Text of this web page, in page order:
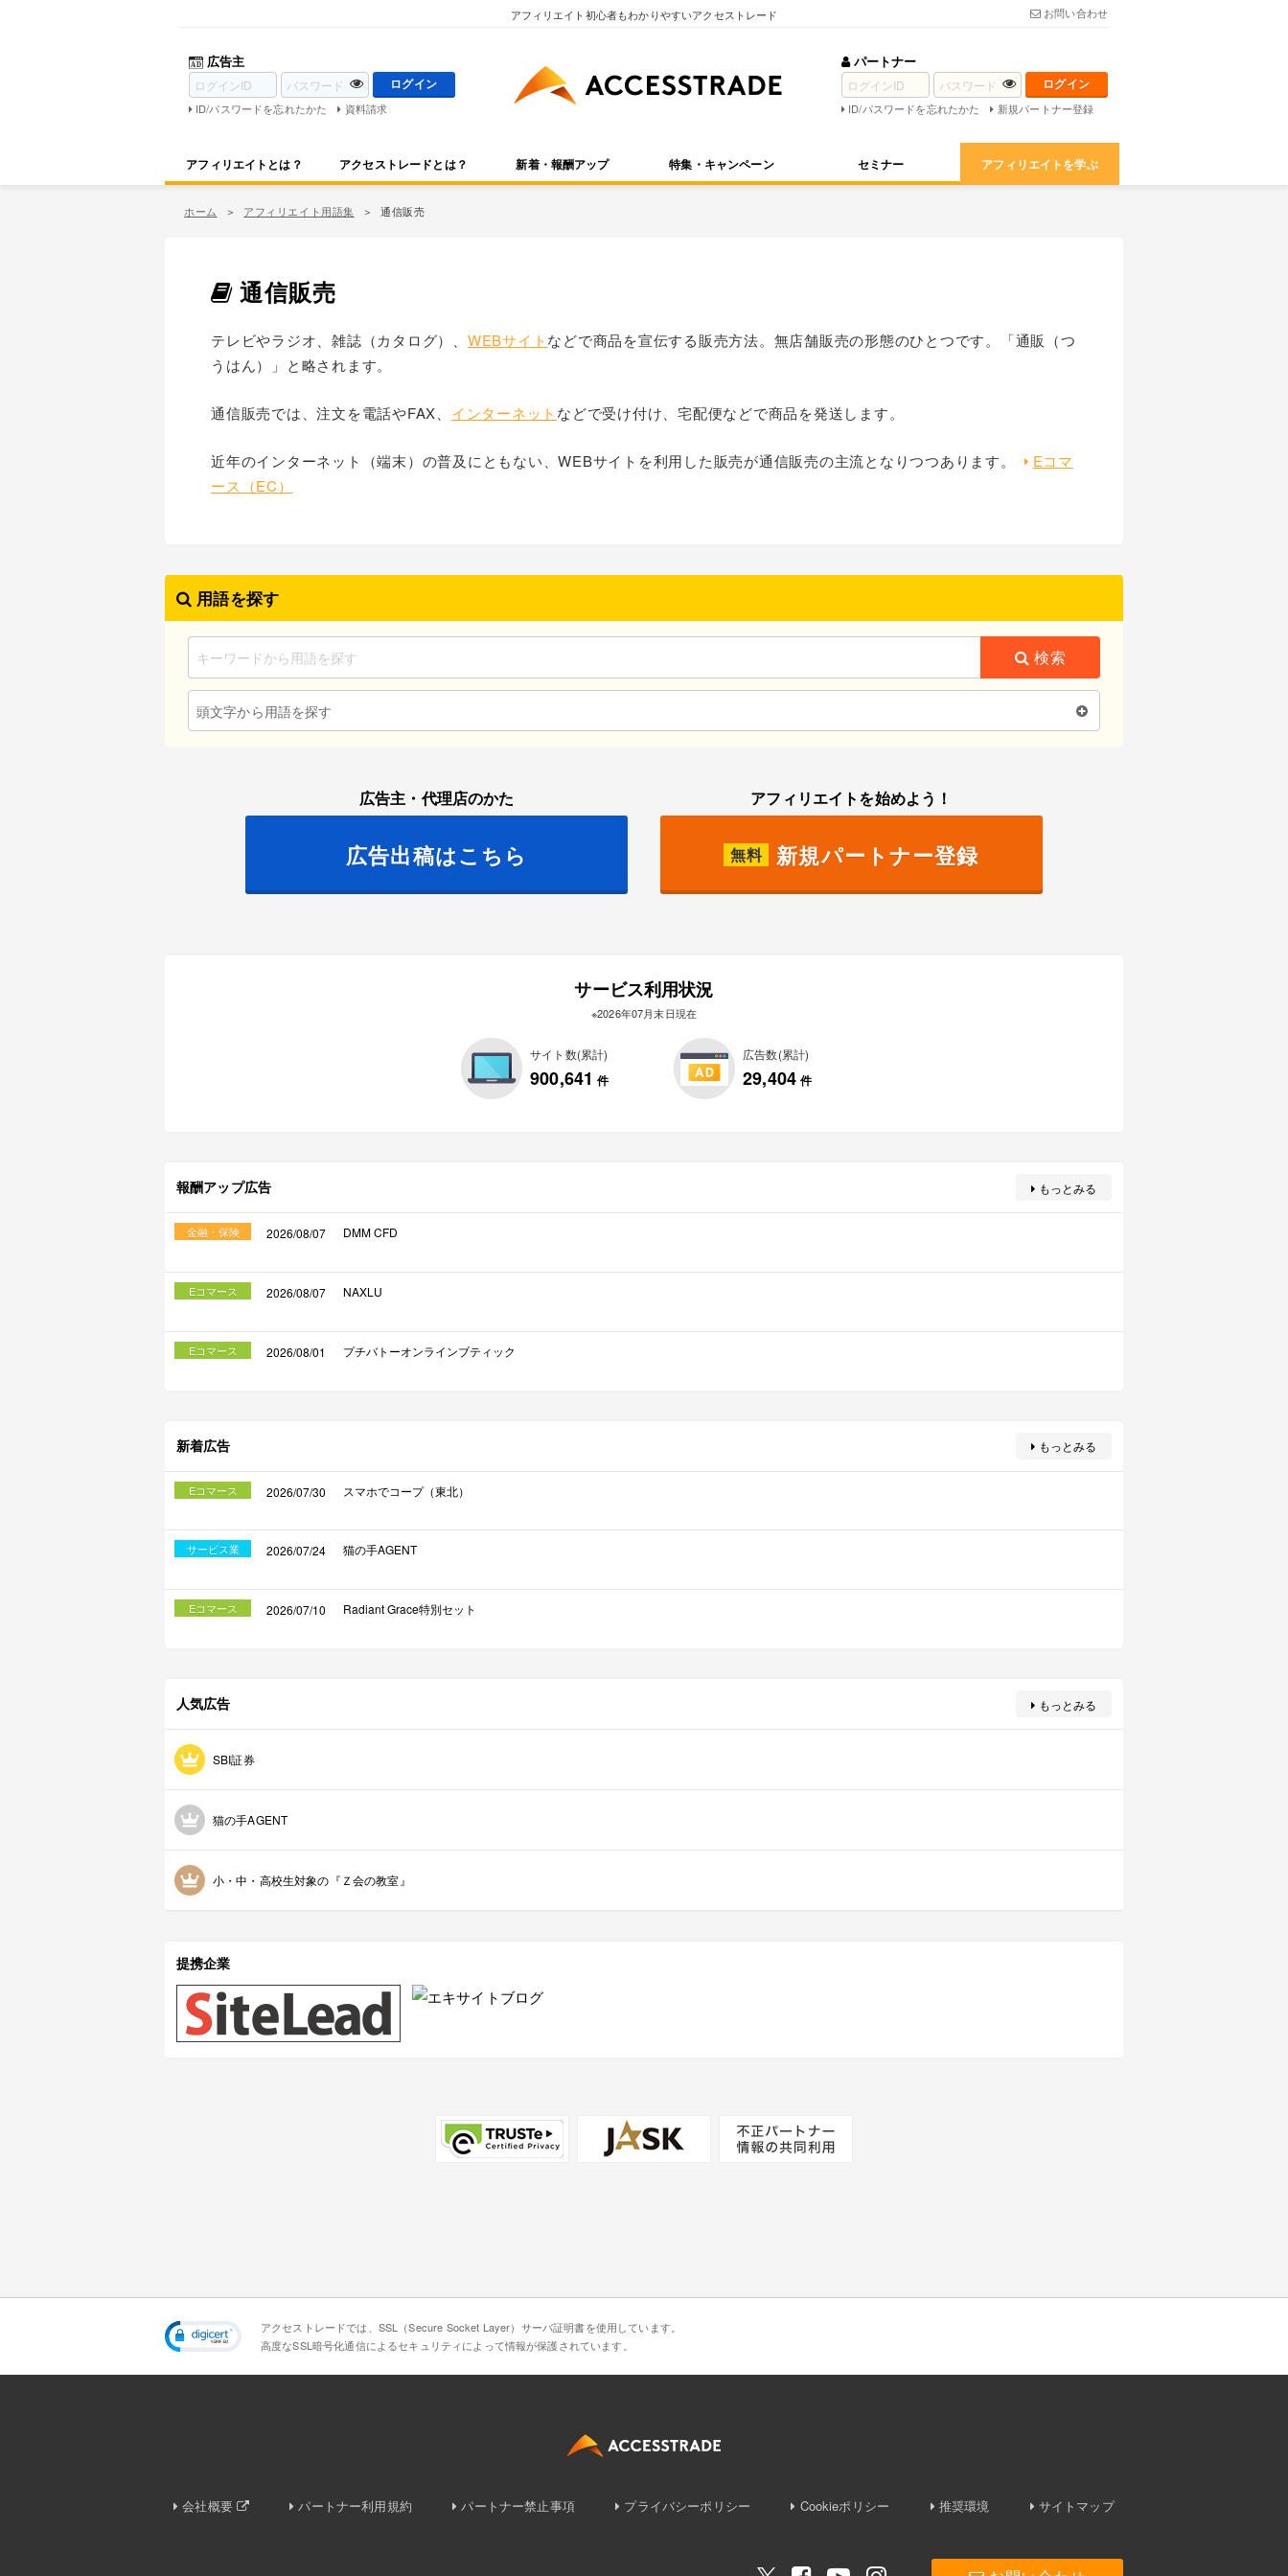
アフィリエイト初心者もわかりやすいアクセストレード お問い合わせ
広告主
ID/パスワードを忘れたかた 資料請求
パートナー
ID/パスワードを忘れたかた 新規パートナー登録
アフィリエイトとは？ アクセストレードとは？ 新着・報酬アップ 特集・キャンペーン セミナー アフィリエイトを学ぶ
ホーム アフィリエイト用語集 通信販売
通信販売
テレビやラジオ、雑誌（カタログ）、 WEBサイトなどで商品を宣伝する販売方法。無店舗販売の形態のひとつです。「通販（つ
うはん）」と略されます。
通信販売では、注文を電話やFAX、 インターネット などで受け付け、宅配便などで商品を発送します。
近年のインターネット（端末）の普及にともない、WEBサイトを利用した販売が通信販売の主流となりつつあります。
Eコマ
ース（EC）
用語を探す
検索
頭文字から用語を探す
アフィリエイトを始めよう！
無料 新規パートナー登録
広告主・代理店のかた
広告出稿はこちら
サービス利用状況
※2026年07月末日現在
サイト数(累計)
900,641 件
広告数(累計)
29,404 件
報酬アップ広告 もっとみる
金融・保険 2026/08/07 DMM CFD
Eコマース 2026/08/07 NAXLU
Eコマース 2026/08/01 プチバトーオンラインブティック
新着広告 もっとみる
Eコマース 2026/07/30 スマホでコープ（東北）
サービス業 2026/07/24 猫の手AGENT
Eコマース 2026/07/10 Radiant Grace特別セット
人気広告 もっとみる
SBI証券
猫の手AGENT
小・中・高校生対象の『Ｚ会の教室』
提携企業
アクセストレードでは、SSL（Secure Socket Layer）サーバ証明書を使用しています。
高度なSSL暗号化通信によるセキュリティによって情報が保護されています。
会社概要 パートナー利用規約 パートナー禁止事項 プライバシーポリシー Cookieポリシー 推奨環境 サイトマップ